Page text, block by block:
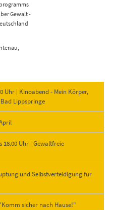
Gewalt -
Uhr | Kinoabend - Mein Körper,
Lippspringe
18.00 Uhr | Gewaltfreie
und Selbstverteidigung für
sicher nach Hause!"